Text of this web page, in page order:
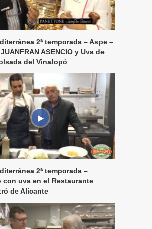
2ª temporada – Aspe –
ASENCIO y Uva de
del Vinalopó
2ª temporada –
con uva en el Restaurante
de Alicante